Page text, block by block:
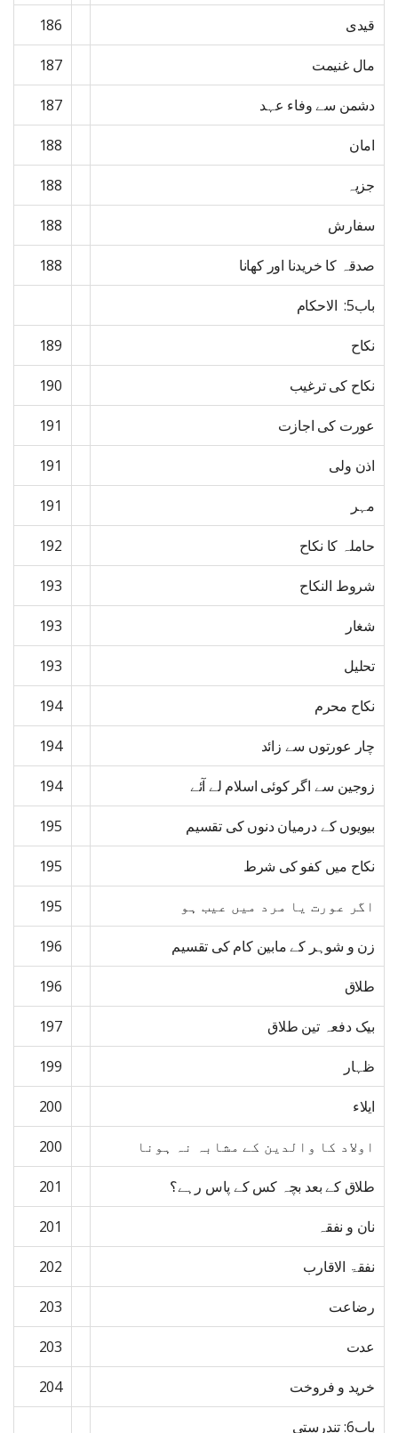
قیدی 186
مال غنیمت 187
دشمن سے وفاء عہد 187
امان 188
جزیہ 188
سفارش 188
صدقہ کا خریدنا اور کھانا 188
باب5: الاحکام
نکاح 189
نکاح کی ترغیب 190
عورت کی اجازت 191
اذن ولی 191
مہر 191
حاملہ کا نکاح 192
شروط النکاح 193
شغار 193
تحلیل 193
نکاح محرم 194
چار عورتوں سے زائد 194
زوجین سے اگر کوئی اسلام لے آئے 194
بیویوں کے درمیان دنوں کی تقسیم 195
نکاح میں کفو کی شرط 195
اگر عورت یا مرد میں عیب ہو 195
زن و شوہر کے مابین کام کی تقسیم 196
طلاق 196
بیک دفعہ تین طلاق 197
ظہار 199
ایلاء 200
اولاد کا والدین کے مشابہ نہ ہونا 200
طلاق کے بعد بچہ کس کے پاس رہے؟ 201
نان و نفقہ 201
نفقۃ الاقارب 202
رضاعت 203
عدت 203
خرید و فروخت 204
باب6: تندرستی